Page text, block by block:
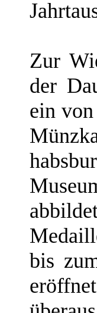
Zur
der
ein
bis